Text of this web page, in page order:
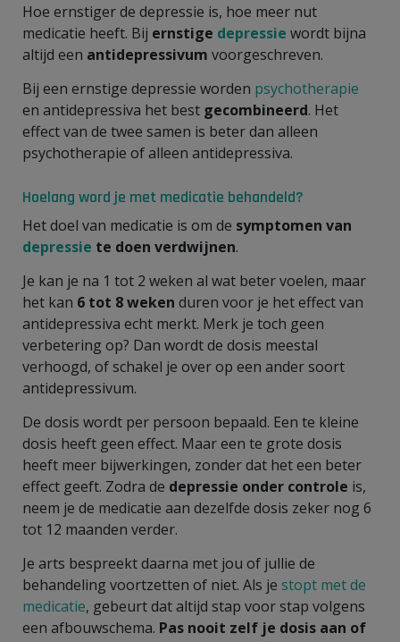
Hoe ernstiger de depressie is, hoe meer nut
medicatie heeft. Bij ernstige depressie wordt bijna
altijd een antidepressivum voorgeschreven.
Bij een ernstige depressie worden psychotherapie
en antidepressiva het best gecombineerd. Het
effect van de twee samen is beter dan alleen
psychotherapie of alleen antidepressiva.
Hoelang word je met medicatie behandeld?
Het doel van medicatie is om de symptomen van
depressie te doen verdwijnen.
Je kan je na 1 tot 2 weken al wat beter voelen, maar
het kan 6 tot 8 weken duren voor je het effect van
antidepressiva echt merkt. Merk je toch geen
verbetering op? Dan wordt de dosis meestal
verhoogd, of schakel je over op een ander soort
antidepressivum.
De dosis wordt per persoon bepaald. Een te kleine
dosis heeft geen effect. Maar een te grote dosis
heeft meer bijwerkingen, zonder dat het een beter
effect geeft. Zodra de depressie onder controle is,
neem je de medicatie aan dezelfde dosis zeker nog 6
tot 12 maanden verder.
Je arts bespreekt daarna met jou of jullie de
behandeling voortzetten of niet. Als je stopt met de
medicatie, gebeurt dat altijd stap voor stap volgens
een afbouwschema. Pas nooit zelf je dosis aan of